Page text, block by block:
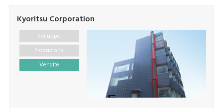
Kyoritsu Corporation
Sviluppo
Produzione
Vendite